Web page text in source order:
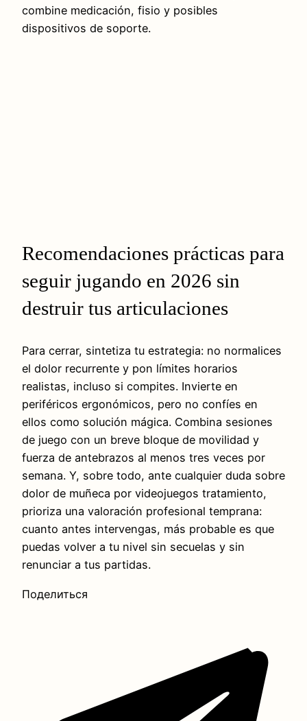
combine medicación, fisio y posibles
dispositivos de soporte.
Recomendaciones prácticas para
seguir jugando en 2026 sin
destruir tus articulaciones
Para cerrar, sintetiza tu estrategia: no normalices
el dolor recurrente y pon límites horarios
realistas, incluso si compites. Invierte en
periféricos ergonómicos, pero no confíes en
ellos como solución mágica. Combina sesiones
de juego con un breve bloque de movilidad y
fuerza de antebrazos al menos tres veces por
semana. Y, sobre todo, ante cualquier duda sobre
dolor de muñeca por videojuegos tratamiento,
prioriza una valoración profesional temprana:
cuanto antes intervengas, más probable es que
puedas volver a tu nivel sin secuelas y sin
renunciar a tus partidas.
Поделиться